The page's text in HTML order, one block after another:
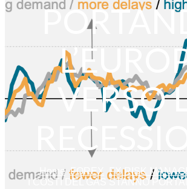
VERSO
Home FOREX FX RISK
I COSTI DEL GAS STANNO